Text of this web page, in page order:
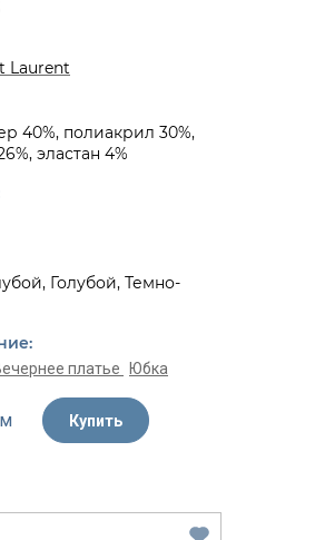
Laurent
40%, полиакрил 30%,
эластан 4%
Голубой, Темно-
платье Юбка
Купить